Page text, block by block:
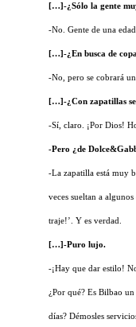
[…]-¿Sólo la gente
-No. Gente de una
[…]-¿En busca de
-No, pero se cobrará
[…]-¿Con zapatillas
-Sí, claro. ¡Por Dios!
-Pero ¿de
-La zapatilla está muy
veces sueltan a
traje!’. Y es verdad.
[…]-Puro lujo.
-¡Hay que dar estilo!
¿Por qué? Es Bilbao
días? Démosles